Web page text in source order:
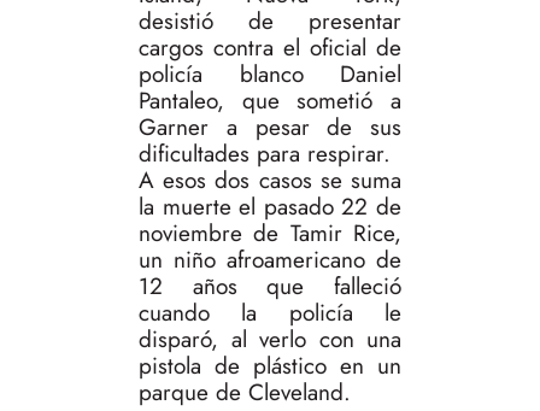
desistió de presentar
cargos contra el oficial de
policía blanco Daniel
Pantaleo, que sometió a
Garner a pesar de sus
dificultades para respirar.
A esos dos casos se suma
la muerte el pasado 22 de
noviembre de Tamir Rice,
un niño afroamericano de
12 años que falleció
cuando la policía le
disparó, al verlo con una
pistola de plástico en un
parque de Cleveland.